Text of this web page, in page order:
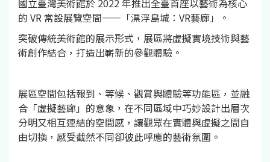
國立臺灣美術館於 2022 年推出全臺首座以藝術為核心
的 VR 常設展覽空間——「漂浮島城：VR藝廊」。
突破傳統美術館的展示形式，展區將虛擬實境技術與藝
術創作結合，打造出嶄新的參觀體驗。
展區空間包括報到、等候、觀賞與體驗等功能區，並融
合「虛擬藝廊」的意象，在不同區域中巧妙設計出層次
分明又相互連結的空間感，讓觀眾在實體與虛擬之間自
由切換，感受截然不同卻彼此呼應的藝術氛圍。